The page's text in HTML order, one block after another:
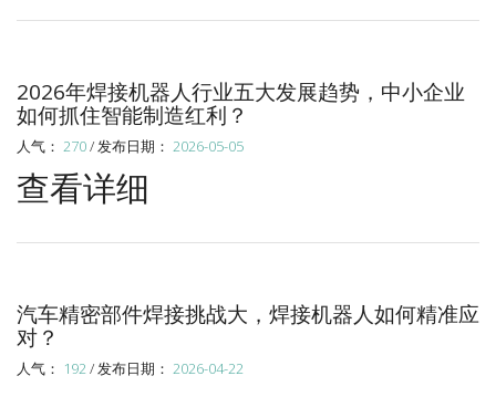
2026年焊接机器人行业五大发展趋势，中小企业
如何抓住智能制造红利？
人气： 270/ 发布日期： 2026-05-05
查看详细
汽车精密部件焊接挑战大，焊接机器人如何精准应
对？
人气： 192/ 发布日期： 2026-04-22